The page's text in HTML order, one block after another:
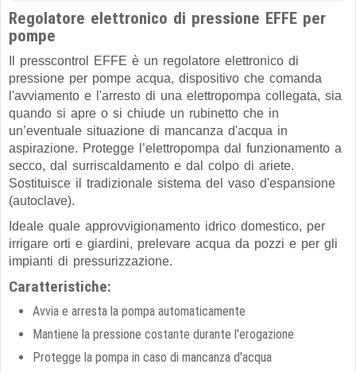
Regolatore elettronico di pressione EFFE per
pompe
Il presscontrol EFFE è un regolatore elettronico di
pressione per pompe acqua, dispositivo che comanda
l'avviamento e l'arresto di una elettropompa collegata, sia
quando si apre o si chiude un rubinetto che in
un’eventuale situazione di mancanza d'acqua in
aspirazione. Protegge l’elettropompa dal funzionamento a
secco, dal surriscaldamento e dal colpo di ariete.
Sostituisce il tradizionale sistema del vaso d'espansione
(autoclave).
Ideale quale approvvigionamento idrico domestico, per
irrigare orti e giardini, prelevare acqua da pozzi e per gli
impianti di pressurizzazione.
Caratteristiche:
Avvia e arresta la pompa automaticamente
Mantiene la pressione costante durante l'erogazione
Protegge la pompa in caso di mancanza d'acqua